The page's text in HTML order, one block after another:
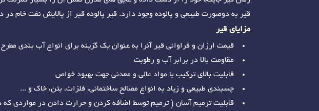
قیر به دوصورت طبیعی و پالوده وجود دارد. قیر پالوده قیر از پالایش نفت خام در دمای 350 درجه سانتیگراد بدست میآید. قیر سنگین ترین ماده موجود در
مزایای قیر
قیمت ارزان و فراوانی قیر آنرا به عنوان یک گزینه برای انواع آب بندی
مقاومت بالا در برابر آب و رطوبت
قابلیت بالای ترکیب با مواد عالی و معدنی جهت بهبود خواص
چسبندی طبیعی و زیاد به انواع مصالح ساختمانی، فلزات، بتن، خاک و ...
قابلیت ترمیم آسان ( ترمیم توسط اضافه کردن و حرارت دادن در مواردی